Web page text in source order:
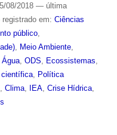
08/2018 — última
em: Ciências
público,
, Meio Ambiente,
Água, ODS Ecossistemas
científica, Política
Clima, IEA, Crise Hídrica,